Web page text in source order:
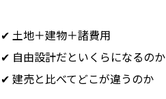
✔ 土地＋建物＋諸費用
✔ 自由設計だといくらになるのか
✔ 建売と比べてどこが違うのか